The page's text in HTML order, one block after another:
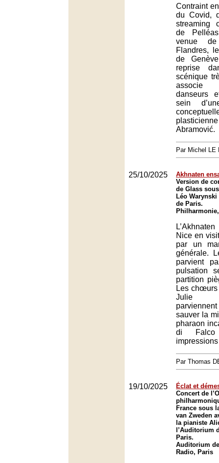
Contraint
du Covid,
streaming
de
venue
Flandres,
de
reprise
scénique
associe
danseurs
sein
Abramović.
Par Michel LE
25/10/2025
Akhnaten
Version de
de Glass
Léo
de Paris.
Nice en
par un
générale.
parvient
pulsation
partition
Les chœurs
Julie
sauver la
pharaon
di
Par Thomas
19/10/2025
Éclat et
Concert de
France sous
van Zweden
la pianiste
l’Auditorium
Paris.
Auditorium
Radio, Paris